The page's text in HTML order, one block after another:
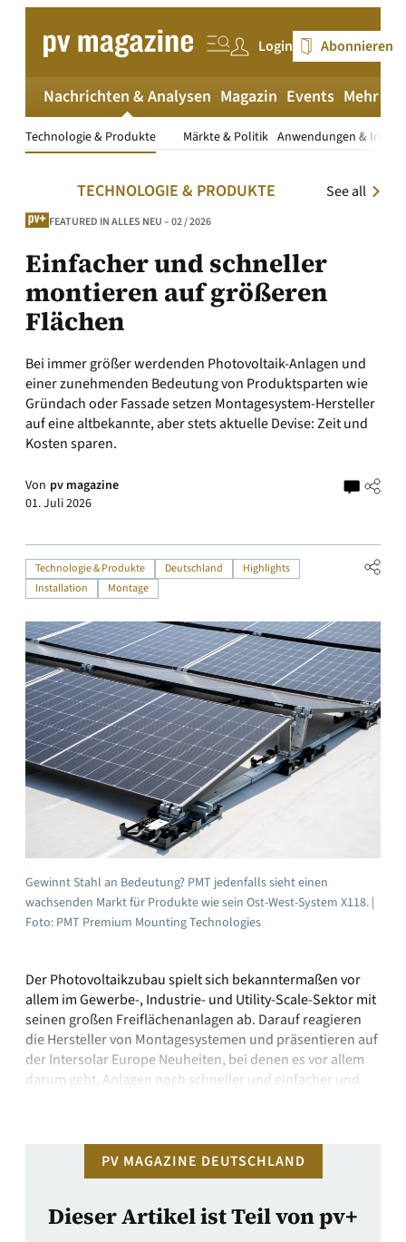
springen
Login Abonnieren
Nachrichten & Analysen
Märkte & Politik
Technologie & Produkte Anwendungen &
Magazin Events Mehr
TECHNOLOGIE & PRODUKTE See all
FEATURED IN ALLES NEU – 02 / 2026
Einfacher und schneller
montieren auf größeren
Flächen
Bei immer größer werdenden Photovoltaik-Anlagen und
einer zunehmenden Bedeutung von Produktsparten wie
Gründach oder Fassade setzen Montagesystem-Hersteller
auf eine altbekannte, aber stets aktuelle Devise: Zeit und
Kosten sparen.
Von pv magazine
01. Juli 2026
Technologie & Produkte Deutschland
Highlights
Installation
Montage
Gewinnt Stahl an Bedeutung? PMT jedenfalls sieht einen
wachsenden Markt für Produkte wie sein Ost-West-System X118. |
Foto: PMT Premium Mounting Technologies
Der Photovoltaikzubau spielt sich bekanntermaßen vor
allem im Gewerbe-, Industrie- und Utility-Scale-Sektor mit
seinen großen Freiflächenanlagen ab. Darauf reagieren
die Hersteller von Montagesystemen und präsentieren auf
der Intersolar Europe Neuheiten, bei denen es vor allem
darum geht, Anlagen noch schneller und einfacher und
PV MAGAZINE DEUTSCHLAND
Dieser Artikel ist Teil von pv+